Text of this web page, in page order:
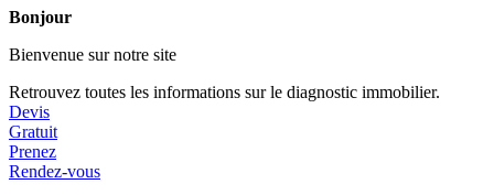
Bonjour
Bienvenue sur notre site
Retrouvez toutes les informations sur le diagnostic immobilier.
Devis
Gratuit
Prenez
Rendez-vous